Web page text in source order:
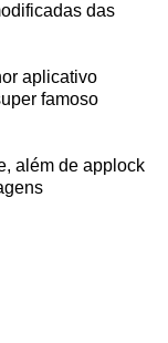
das
aplicativo
famoso
além de applock